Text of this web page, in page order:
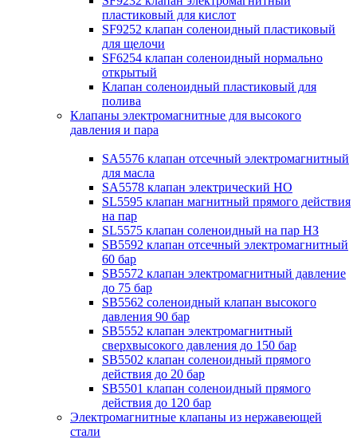
пластиковый для кислот
SF9252 клапан соленоидный пластиковый
для щелочи
SF6254 клапан соленоидный нормально
открытый
Клапан соленоидный пластиковый для
полива
Клапаны электромагнитные для высокого
давления и пара
SA5576 клапан отсечный электромагнитный
для масла
SA5578 клапан электрический НО
SL5595 клапан магнитный прямого действия
на пар
SL5575 клапан соленоидный на пар НЗ
SB5592 клапан отсечный электромагнитный
60 бар
SB5572 клапан электромагнитный давление
до 75 бар
SB5562 соленоидный клапан высокого
давления 90 бар
SB5552 клапан электромагнитный
сверхвысокого давления до 150 бар
SB5502 клапан соленоидный прямого
действия до 20 бар
SB5501 клапан соленоидный прямого
действия до 120 бар
Электромагнитные клапаны из нержавеющей
стали